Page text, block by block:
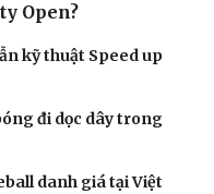
Open?
kỹ thuật Speed up
đi dọc dây trong
danh giá tại Việt